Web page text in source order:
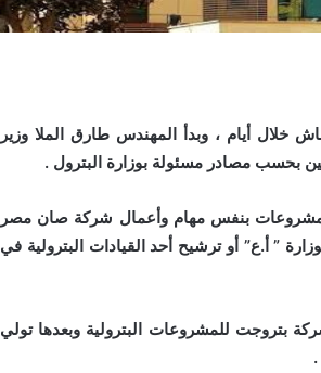
أيام ، وبدأ المهندس طارق الملا وزير
بحسب مصادر مسئولة بوزارة البترول .
بنفس مهام وأعمال شركة صان مصر
” أ.ع” أو ترشيح أحد القيادات البترولية في
للمشروعات البترولية وبعدها تولي